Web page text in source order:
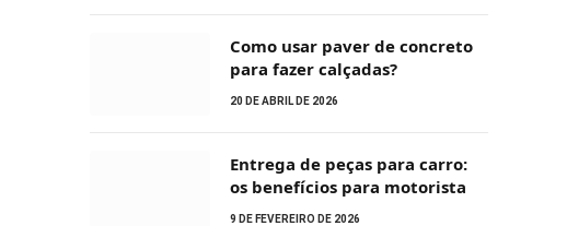
Como usar paver de concreto
para fazer calçadas?
20 DE ABRIL DE 2026
Entrega de peças para carro:
os benefícios para motorista
9 DE FEVEREIRO DE 2026